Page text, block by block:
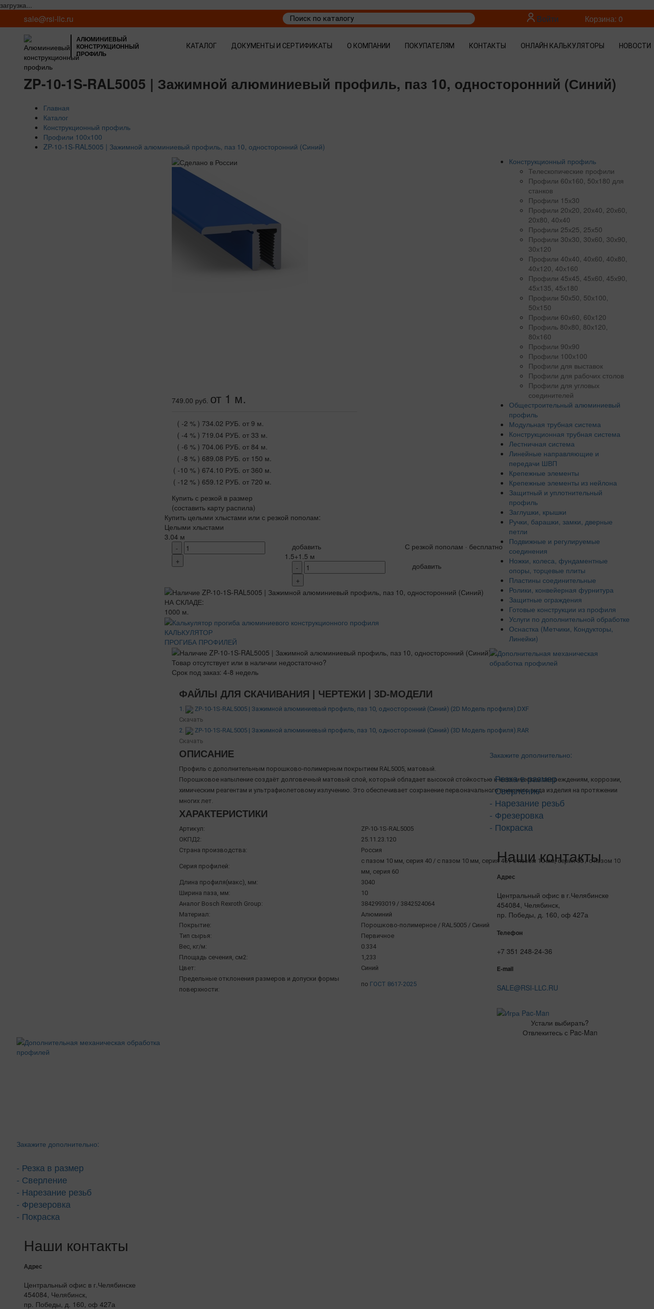
загрузка...
sale@rsi-llc.ru Войти Корзина: 0
АЛЮМИНИЕВЫЙ
КОНСТРУКЦИОННЫЙ
ПРОФИЛЬ
КАТАЛОГ ДОКУМЕНТЫ И СЕРТИФИКАТЫ О КОМПАНИИ ПОКУПАТЕЛЯМ КОНТАКТЫ ОНЛАЙН КАЛЬКУЛЯТОРЫ НОВОСТИ
ZP-10-1S-RAL5005 | Зажимной алюминиевый профиль, паз 10, односторонний (Синий)
Главная
Каталог
Конструкционный профиль
Профили 100х100
ZP-10-1S-RAL5005 | Зажимной алюминиевый профиль, паз 10, односторонний (Синий)
749.00 руб. от 1 м.
( -2 % ) 734.02 РУБ. от 9 м.
( -4 % ) 719.04 РУБ. от 33 м.
( -6 % ) 704.06 РУБ. от 84 м.
( -8 % ) 689.08 РУБ. от 150 м.
( -10 % ) 674.10 РУБ. от 360 м.
( -12 % ) 659.12 РУБ. от 720 м.
Купить с резкой в размер
(составить карту распила)
Купить целыми хлыстами или с резкой пополам:
Целыми хлыстами
3.04 м
-
+
добавить
С резкой пополам · бесплатно
1.5+1.5 м
-
+
добавить
НА СКЛАДЕ:
1000 м.
КАЛЬКУЛЯТОР
ПРОГИБА ПРОФИЛЕЙ
Товар отсутствует или в наличии недостаточно?
Срок под заказ: 4-8 недель
ФАЙЛЫ ДЛЯ СКАЧИВАНИЯ | ЧЕРТЕЖИ | 3D-МОДЕЛИ
1.
ZP-10-1S-RAL5005 | Зажимной алюминиевый профиль, паз 10, односторонний (Синий) (2D Модель профиля).DXF
Скачать
2.
ZP-10-1S-RAL5005 | Зажимной алюминиевый профиль, паз 10, односторонний (Синий) (3D Модель профиля).RAR
Скачать
ОПИСАНИЕ
Профиль с дополнительным порошково-полимерным покрытием RAL5005, матовый.
Порошковое напыление создаёт долговечный матовый слой, который обладает высокой стойкостью к механическим повреждениям, коррозии,
химическим реагентам и ультрафиолетовому излучению. Это обеспечивает сохранение первоначального внешнего вида изделия на протяжении
многих лет.
ХАРАКТЕРИСТИКИ
Артикул:
ZP-10-1S-RAL5005
ОКПД2:
25.11.23.120
Страна производства:
Россия
Серия профилей:
с пазом 10 мм, серия 40 / с пазом 10 мм, серия 45 / с пазом 10 мм, серия 50 / с пазом 10
мм, серия 60
Длина профиля(макс), мм:
3040
Ширина паза, мм:
10
Аналог Bosch Rexroth Group:
3842993019 / 3842524064
Материал:
Алюминий
Покрытие:
Порошково-полимерное / RAL5005 / Синий
Тип сырья:
Первичное
Вес, кг/м:
0.334
Площадь сечения, см2:
1,233
Цвет:
Синий
Предельные отклонения размеров и допуски формы
поверхности:
по ГОСТ 8617-2025
Конструкционный профиль
Телескопические профили
Профили 60х160, 50х180 для
станков
Профили 15х30
Профили 20х20, 20х40, 20х60,
20x80, 40х40
Профили 25х25, 25х50
Профили 30х30, 30х60, 30х90,
30х120
Профили 40х40, 40х60, 40х80,
40х120, 40х160
Профили 45х45, 45х60, 45х90,
45х135, 45х180
Профили 50х50, 50х100,
50х150
Профили 60х60, 60х120
Профиль 80х80, 80х120,
80х160
Профили 90х90
Профили 100х100
Профили для выставок
Профили для рабочих столов
Профили для угловых
соединителей
Общестроительный алюминиевый
профиль
Модульная трубная система
Конструкционная трубная система
Лестничная система
Линейные направляющие и
передачи ШВП
Крепежные элементы
Крепежные элементы из нейлона
Защитный и уплотнительный
профиль
Заглушки, крышки
Ручки, барашки, замки, дверные
петли
Подвижные и регулируемые
соединения
Ножки, колеса, фундаментные
опоры, торцевые плиты
Пластины соединительные
Ролики, конвейерная фурнитура
Защитные ограждения
Готовые конструкции из профиля
Услуги по дополнительной обработке
Оснастка (Метчики, Кондукторы,
Линейки)
Закажите дополнительно:
- Резка в размер
- Сверление
- Нарезание резьб
- Фрезеровка
- Покраска
Наши контакты
Адрес
Центральный офис в г.Челябинске
454084, Челябинск,
пр. Победы, д. 160, оф 427а
Телефон
+7 351 248-24-36
E-mail
SALE@RSI-LLC.RU
Устали выбирать?
Отвлекитесь с Pac-Man
Закажите дополнительно:
- Резка в размер
- Сверление
- Нарезание резьб
- Фрезеровка
- Покраска
Наши контакты
Адрес
Центральный офис в г.Челябинске
454084, Челябинск,
пр. Победы, д. 160, оф 427а